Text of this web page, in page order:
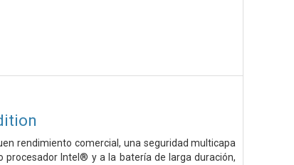
rendimiento comercial, una seguridad multicapa
Intel® y a la batería de larga duración,